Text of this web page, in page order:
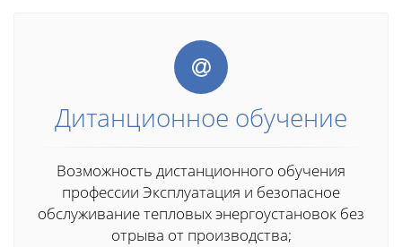
Дитанционное обучение
Возможность дистанционного обучения
профессии Эксплуатация и безопасное
обслуживание тепловых энергоустановок без
отрыва от производства;